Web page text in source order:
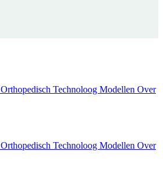
Orthopedisch Technoloog Modellen Over
Orthopedisch Technoloog Modellen Over